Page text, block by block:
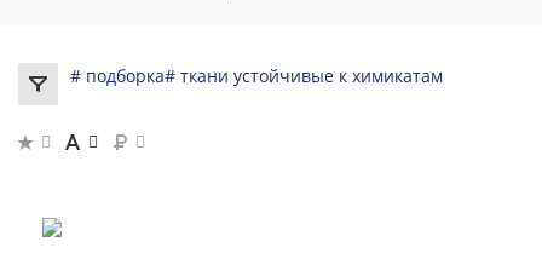
# подборка# ткани устойчивые к химикатам